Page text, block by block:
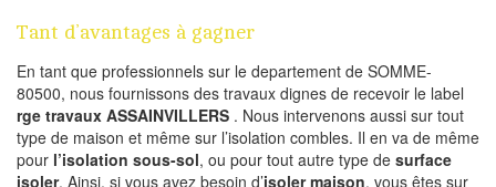
Tant d’avantages à gagner
En tant que professionnels sur le departement de SOMME-
80500, nous fournissons des travaux dignes de recevoir le label
rge travaux ASSAINVILLERS . Nous intervenons aussi sur tout
type de maison et même sur l’isolation combles. Il en va de même
pour l’isolation sous-sol, ou pour tout autre type de surface
isoler. Ainsi, si vous avez besoin d’isoler maison, vous êtes sur